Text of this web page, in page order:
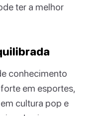
ter a melhor
conhecimento
em esportes,
cultura pop e